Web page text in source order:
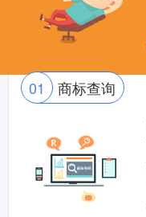
01 商标查询